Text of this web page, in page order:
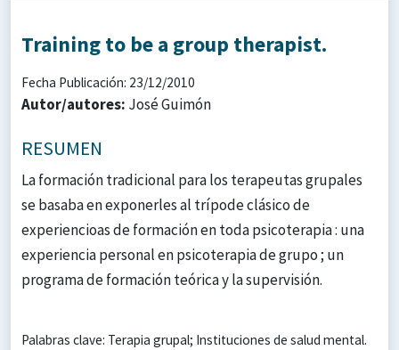
Training to be a group therapist.
Fecha Publicación: 23/12/2010
Autor/autores: José Guimón
RESUMEN
La formación tradicional para los terapeutas grupales
se basaba en exponerles al trípode clásico de
experiencioas de formación en toda psicoterapia : una
experiencia personal en psicoterapia de grupo ; un
programa de formación teórica y la supervisión.
Palabras clave: Terapia grupal; Instituciones de salud mental.